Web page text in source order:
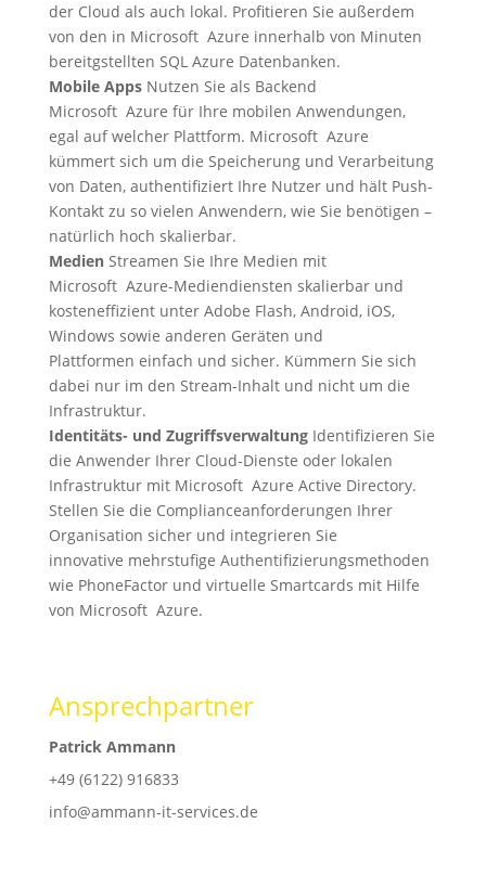
der Cloud als auch lokal. Profitieren Sie außerdem
von den in Microsoft Azure innerhalb von Minuten
bereitgstellten SQL Azure Datenbanken.
Mobile AppsNutzen Sie als Backend
Microsoft Azure für Ihre mobilen Anwendungen,
egal auf welcher Plattform. Microsoft Azure
kümmert sich um die Speicherung und Verarbeitung
von Daten, authentifiziert Ihre Nutzer und hält Push-
Kontakt zu so vielen Anwendern, wie Sie benötigen –
natürlich hoch skalierbar.
MedienStreamen Sie Ihre Medien mit
Microsoft Azure-Mediendiensten skalierbar und
kosteneffizient unter Adobe Flash, Android, iOS,
Windows sowie anderen Geräten und
Plattformen einfach und sicher. Kümmern Sie sich
dabei nur im den Stream-Inhalt und nicht um die
Infrastruktur.
Identitäts- und ZugriffsverwaltungIdentifizieren Sie
die Anwender Ihrer Cloud-Dienste oder lokalen
Infrastruktur mit Microsoft Azure Active Directory.
Stellen Sie die Complianceanforderungen Ihrer
Organisation sicher und integrieren Sie
innovative mehrstufige Authentifizierungsmethoden
wie PhoneFactor und virtuelle Smartcards mit Hilfe
von Microsoft Azure.
Ansprechpartner
Patrick Ammann
+49 (6122) 916833
info@ammann-it-services.de